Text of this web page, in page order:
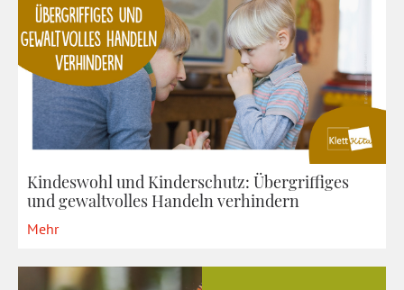
Kindeswohl und Kinderschutz: Übergriffiges
und gewaltvolles Handeln verhindern
Mehr